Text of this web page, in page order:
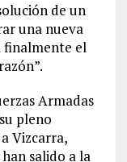
de un
una nueva
finalmente el
Armadas
pleno
Vizcarra,
salido a la